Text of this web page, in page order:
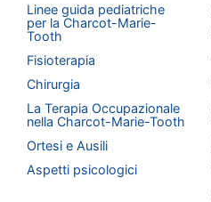
Linee guida pediatriche
per la Charcot-Marie-
Tooth
Fisioterapia
Chirurgia
La Terapia Occupazionale
nella Charcot-Marie-Tooth
Ortesi e Ausili
Aspetti psicologici